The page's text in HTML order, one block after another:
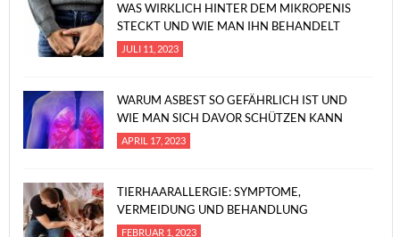
WAS WIRKLICH HINTER DEM MIKROPENIS
STECKT UND WIE MAN IHN BEHANDELT
JULI 11, 2023
WARUM ASBEST SO GEFÄHRLICH IST UND
WIE MAN SICH DAVOR SCHÜTZEN KANN
APRIL 17, 2023
TIERHAARALLERGIE: SYMPTOME,
VERMEIDUNG UND BEHANDLUNG
FEBRUAR 1, 2023